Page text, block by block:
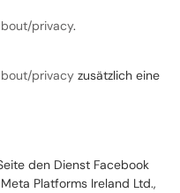
privacy.
privacy zusätzlich eine
den Dienst Facebook
Platforms Ireland Ltd.,